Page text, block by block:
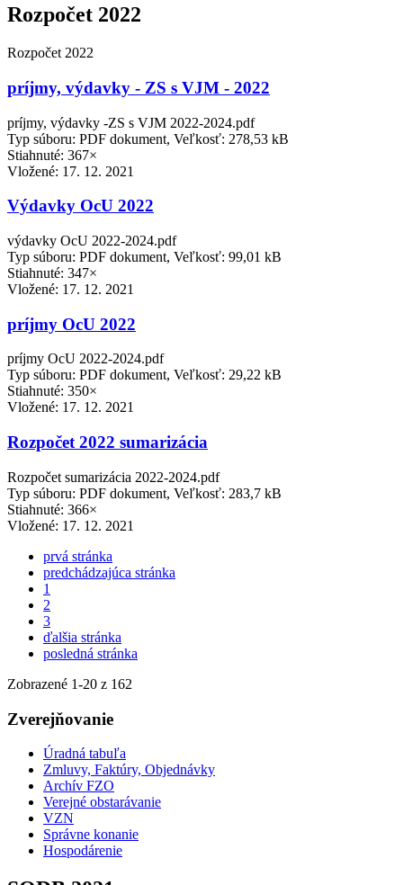
Rozpočet 2022
Rozpočet 2022
príjmy, výdavky - ZS s VJM - 2022
príjmy, výdavky -ZS s VJM 2022-2024.pdf
Typ súboru: PDF dokument, Veľkosť: 278,53 kB
Stiahnuté: 367×
Vložené: 17. 12. 2021
Výdavky OcU 2022
výdavky OcU 2022-2024.pdf
Typ súboru: PDF dokument, Veľkosť: 99,01 kB
Stiahnuté: 347×
Vložené: 17. 12. 2021
príjmy OcU 2022
príjmy OcU 2022-2024.pdf
Typ súboru: PDF dokument, Veľkosť: 29,22 kB
Stiahnuté: 350×
Vložené: 17. 12. 2021
Rozpočet 2022 sumarizácia
Rozpočet sumarizácia 2022-2024.pdf
Typ súboru: PDF dokument, Veľkosť: 283,7 kB
Stiahnuté: 366×
Vložené: 17. 12. 2021
prvá stránka
predchádzajúca stránka
1
2
3
ďalšia stránka
posledná stránka
Zobrazené 1-20 z 162
Zverejňovanie
Úradná tabuľa
Zmluvy, Faktúry, Objednávky
Archív FZO
Verejné obstarávanie
VZN
Správne konanie
Hospodárenie